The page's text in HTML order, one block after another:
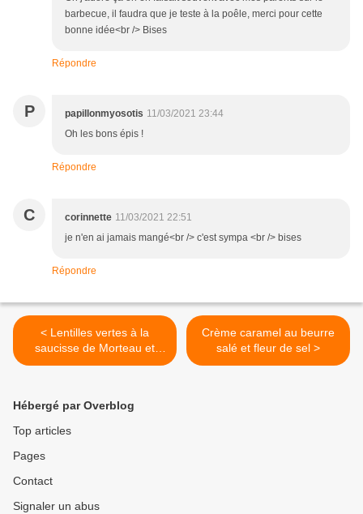
barbecue, il faudra que je teste à la poêle, merci pour cette
bonne idée<br /> Bises
Répondre
P papillonmyosotis 11/03/2021 23:44
Oh les bons épis !
Répondre
C corinnette 11/03/2021 22:51
je n'en ai jamais mangé<br /> c'est sympa <br /> bises
Répondre
< Lentilles vertes à la
saucisse de Morteau et
saucisse de Toulouse
Crème caramel au beurre
salé et fleur de sel >
Hébergé par Overblog
Top articles
Pages
Contact
Signaler un abus